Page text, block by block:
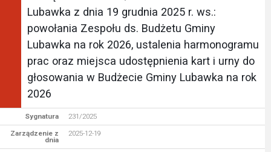
Lubawka z dnia 19 grudnia 2025 r. ws.:
powołania Zespołu ds. Budżetu Gminy
Lubawka na rok 2026, ustalenia harmonogramu
prac oraz miejsca udostępnienia kart i urny do
głosowania w Budżecie Gminy Lubawka na rok
2026
Sygnatura
231/2025
Zarządzenie z
dnia
2025-12-19